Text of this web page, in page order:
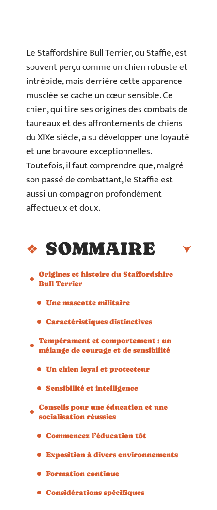
Le Staffordshire Bull Terrier, ou Staffie, est
souvent perçu comme un chien robuste et
intrépide, mais derrière cette apparence
musclée se cache un cœur sensible. Ce
chien, qui tire ses origines des combats de
taureaux et des affrontements de chiens
du XIXe siècle, a su développer une loyauté
et une bravoure exceptionnelles.
Toutefois, il faut comprendre que, malgré
son passé de combattant, le Staffie est
aussi un compagnon profondément
affectueux et doux.
SOMMAIRE
Origines et histoire du Staffordshire
Bull Terrier
Une mascotte militaire
Caractéristiques distinctives
Tempérament et comportement : un
mélange de courage et de sensibilité
Un chien loyal et protecteur
Sensibilité et intelligence
Conseils pour une éducation et une
socialisation réussies
Commencez l’éducation tôt
Exposition à divers environnements
Formation continue
Considérations spécifiques